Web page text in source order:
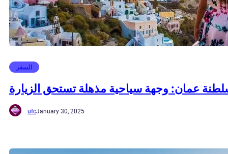
السفر
عمان: وجهة سياحية مذهلة تستحق الزيارة
ufcJanuary 30, 2025